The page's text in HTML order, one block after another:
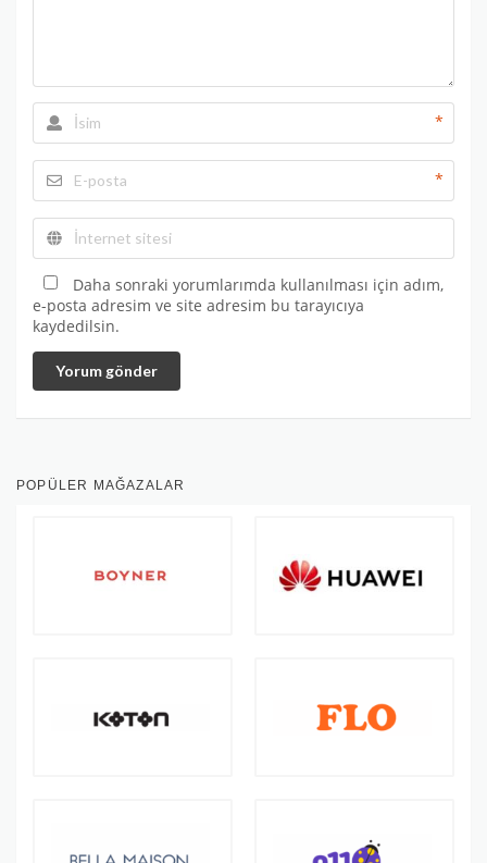
*
*
Daha sonraki yorumlarımda kullanılması için adım,
e-posta adresim ve site adresim bu tarayıcıya
kaydedilsin.
Yorum gönder
POPÜLER MAĞAZALAR